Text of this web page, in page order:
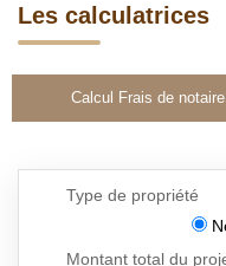
Les calculatrices
Calcul Frais de notaire